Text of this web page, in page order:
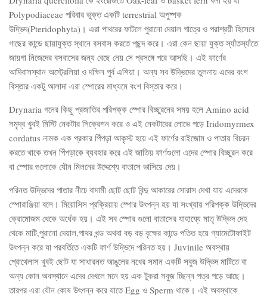
Polypodiaceae পরিবার ভুক্ত একটি terrestrial অপুষ্পক
উদ্ভিদ(Pteridophyta)। এরা পাথরের ফাটলে পুরানো দেয়াল গাত্রে ও পরাশ্রয়ী হিসেবে
গাছের কান্ডে ছায়াযুক্ত স্থানে বসবাস করতে পছন্দ করে। এরা কেন ছায়া যুক্ত স্যাঁতস্যাঁতে
জায়গা নিজেদের বসবাসের জন্য বেছে নেয় সে প্রসঙ্গে পরে আসছি। এই ফার্ণের
আদিবাসস্থান অস্ট্রেলিয়া ও দক্ষিন পুর্ব এশিয়া। অন্য সব উদ্ভিদের তুলনায় এদের বংশ
বিস্তার একটু আলাদা এরা স্পোরের মাধ্যমে বংশ বিস্তার করে।
Drynaria গনের কিছু প্রজাতির পরিপক্ক স্পোর বিচ্ছুরনের সময় হলে Amino acid
সমৃদ্ব খুবই মিস্টি নেকটার সিক্রেশন করে ও এই নেকটারের লোভে পড়ে Iridomyrmex
cordatus নামক এক প্রকার পিঁপড়া আকৃস্ট হয়ে এই ফার্ণের রাইজোম ও পাতায় বিচরন
করতে থাকে তখন পিঁপড়াকে ব্যবহার করে এই জাতিয় ফার্ণগুলো এদের স্পোর বিচ্ছুরন করে
বা স্পোর গুলোকে যৌন মিলনের উদ্দেশ্যে বাতাসে ভাসিয়ে দেয়।
পরিনত উদ্ভিদের পাতার নীচে বাদামী ছোট ছোট বিন্দু আকারের সোরাস দেখা যায় এদেরকে
স্পোরাঞ্জিয়া বলে। মিয়োসিস প্রক্রিয়ায় স্পোর উৎপন্ন হয় যা সংখ্যায় পরিপক্ক উদ্ভিদের
ক্রোমোজম থেকে অর্ধেক হয়। এই সব স্পোর গুলো বাতাসের যাহায্যে মাতৃ উদ্ভিদ দেহ
থেকে মাটি,পুরানো দেয়াল,পাথর খন্ড অথবা বড় বড় বৃক্ষের কান্ডে পতিত হয়ে গ্যামেটোফাইট
উৎপন্ন করে যা পরবর্তিতে একটি ফার্ণ উদ্ভিদে পরিনত হয়। Juvinile অবস্থায়
প্রোথেলাস খুবই ছোট যা সাধারনত আঙুলের নখের সমান একটি সবুজ উদ্ভিদ মাটিতে বা
অন্য কোন অবস্থানে এদের দেখলে মনে হয় এক টুকরা সবুজ চ্ছিন্ন পত্র পড়ে আছে।
তারপর এরা যৌন কোষ উৎপন্ন করে যাতে Egg ও Sperm থাকে। এই অবস্থাকে